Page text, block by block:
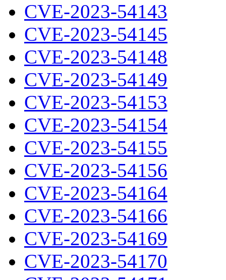
CVE-2023-54143
CVE-2023-54145
CVE-2023-54148
CVE-2023-54149
CVE-2023-54153
CVE-2023-54154
CVE-2023-54155
CVE-2023-54156
CVE-2023-54164
CVE-2023-54166
CVE-2023-54169
CVE-2023-54170